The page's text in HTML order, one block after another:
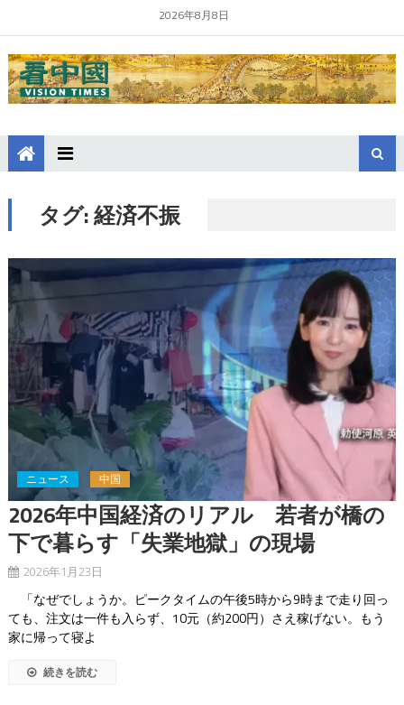
2026年8月8日
タグ:経済不振
ニュース 中国
2026年中国経済のリアル 若者が橋の
下で暮らす「失業地獄」の現場
2026年1月23日
「なぜでしょうか。ピークタイムの午後5時から9時まで走り回っ
ても、注文は一件も入らず、10元（約200円）さえ稼げない。もう
家に帰って寝よ
続きを読む